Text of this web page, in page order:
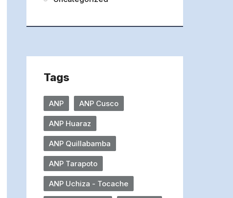
Tags
ANP ANP Cusco
ANP Huaraz
ANP Quillabamba
ANP Tarapoto
ANP Uchiza - Tocache